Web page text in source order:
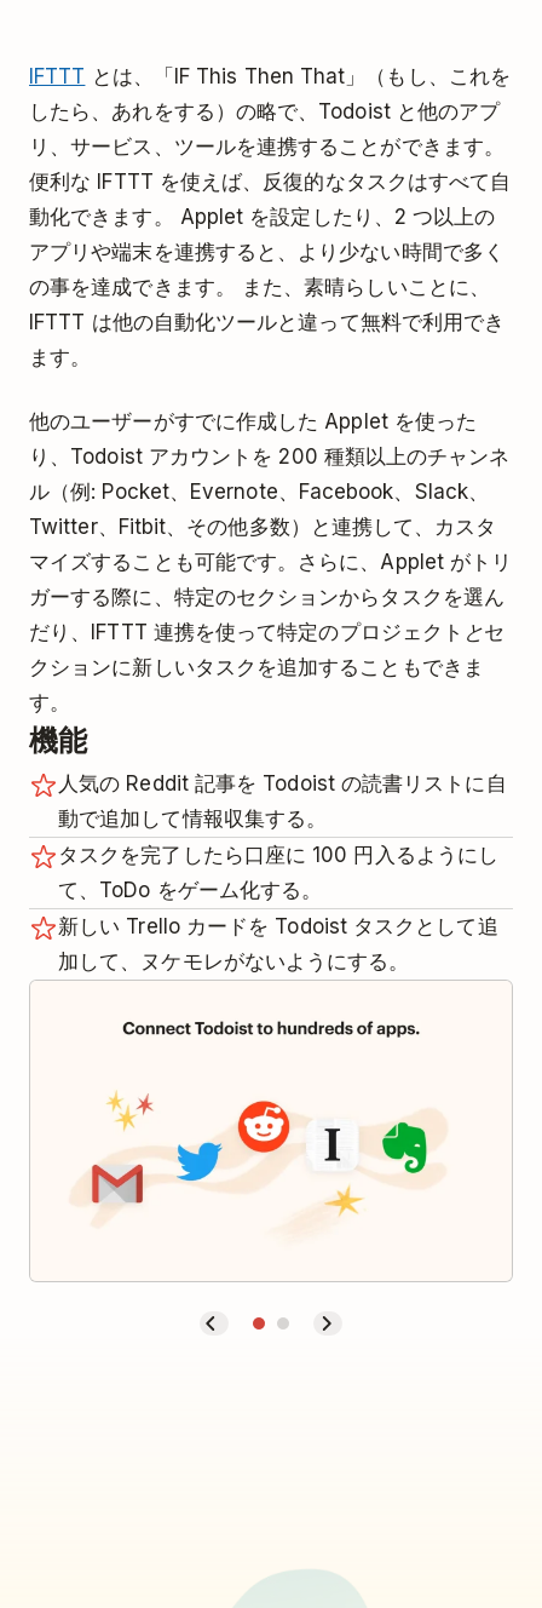
IFTTT とは、「IF This Then That」（もし、これを
したら、あれをする）の略で、Todoist と他のアプ
リ、サービス、ツールを連携することができます。
便利な IFTTT を使えば、反復的なタスクはすべて自
動化できます。 Applet を設定したり、2 つ以上の
アプリや端末を連携すると、より少ない時間で多く
の事を達成できます。 また、素晴らしいことに、
IFTTT は他の自動化ツールと違って無料で利用でき
ます。
他のユーザーがすでに作成した Applet を使った
り、Todoist アカウントを 200 種類以上のチャンネ
ル（例: Pocket、Evernote、Facebook、Slack、
Twitter、Fitbit、その他多数）と連携して、カスタ
マイズすることも可能です。さらに、Applet がトリ
ガーする際に、特定のセクションからタスクを選ん
だり、IFTTT 連携を使って特定のプロジェクト とセ
クションに新しいタスクを追加することもできま
す。
機能
人気の Reddit 記事を Todoist の読書リストに自
動で追加して情報収集する。
タスクを完了したら口座に 100 円入るようにし
て、ToDo をゲーム化する。
新しい Trello カードを Todoist タスクとして追
加して、ヌケモレがないようにする。